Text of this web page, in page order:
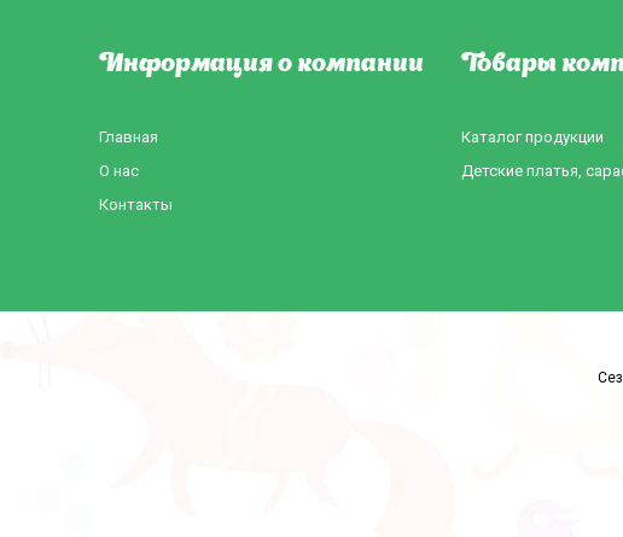
Информация о компании
Главная
О нас
Контакты
Товары
Каталог продукции
Детские платья,